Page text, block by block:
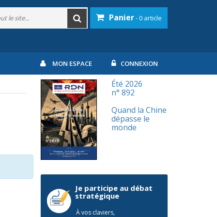
Panier- 0 article
MON ESPACE CONNEXION
Été 2026
n° 892
Quand la Chine
dépasse le
monde
Je participe au débat
stratégique
À vos claviers,